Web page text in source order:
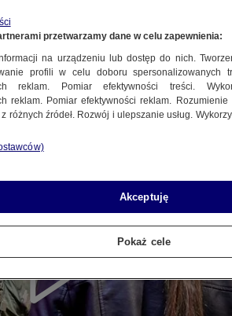
przetwarzamy dane w celu zapewnienia:
na urządzeniu lub dostęp do nich.
profili w celu doboru spersonalizowanych
reklam. Pomiar efektywności treści.
reklam. Pomiar efektywności reklam.
różnych źródeł. Rozwój i ulepszanie usług.
Akceptuję
Pokaż cele